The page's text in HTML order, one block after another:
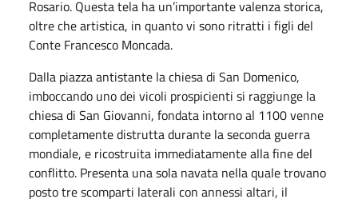
Rosario. Questa tela ha un’importante valenza storica,
oltre che artistica, in quanto vi sono ritratti i figli del
Conte Francesco Moncada.
Dalla piazza antistante la chiesa di San Domenico,
imboccando uno dei vicoli prospicienti si raggiunge la
chiesa di San Giovanni, fondata intorno al 1100 venne
completamente distrutta durante la seconda guerra
mondiale, e ricostruita immediatamente alla fine del
conflitto. Presenta una sola navata nella quale trovano
posto tre scomparti laterali con annessi altari, il